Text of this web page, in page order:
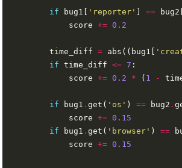
if bug1[ 'reporter' ] == bug2[
            score
+= 0.2
        time_diff
= abs((bug1[
if time_diff <= 7
            score
+= 0.2 * ( 1 -
if bug1 .get( 'os' ) == bug2 .
            score
+= 0.15
if bug1 .get( 'browser' ) ==
            score
+= 0.15